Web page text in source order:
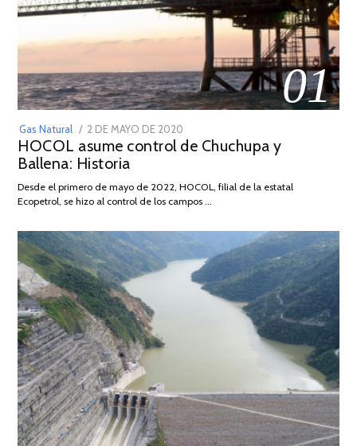
01
Gas Natural
POSTED
ON
2 DE MAYO DE 2020
DE
2026
HOCOL asume control de Chuchupa y
Ballena: Historia
Desde el primero de mayo de 2022, HOCOL, filial de la estatal
Ecopetrol, se hizo al control de los campos …